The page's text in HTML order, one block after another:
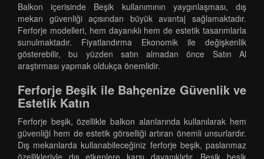
Balkon içerisinde Beşik kullanımının yaygınlaşması, dış
mekan güvenliği açısından büyük avantaj sağlamaktadır.
Ferforje modelleri, hem dayanıklı hem de estetik tasarımlarla
sunulmaktadır. Fiyatlandırma Ekonomik ile değişkenlik
gösterebilir, bu yüzden satın almadan önce Satın Al
araştırması yapmak oldukça önemlidir.
Ferforje Beşik ile Bahçenize Güvenlik ve
Estetik Katın
Ferforje beşik, özellikle balkon alanlarında kullanılarak hem
güvenliği hem de estetik görselliği artıran önemli unsurlardır.
Dış mekanlarda kullanabileceğiniz ferforje beşik, paslanmaz
özellikleriyle dış etkenlere karşı dayanıklıdır. Beşik beşik